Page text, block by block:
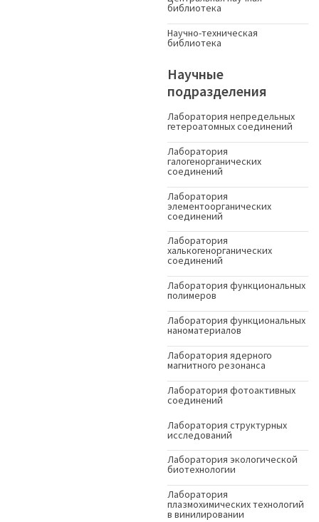
библиотека
Научно-техническая
библиотека
Научные
подразделения
Лаборатория непредельных
гетероатомных соединений
Лаборатория
галогенорганических
соединений
Лаборатория
элементоорганических
соединений
Лаборатория
халькогенорганических
соединений
Лаборатория функциональных
полимеров
Лаборатория функциональных
наноматериалов
Лаборатория ядерного
магнитного резонанса
Лаборатория фотоактивных
соединений
Лаборатория структурных
исследований
Лаборатория экологической
биотехнологии
Лаборатория
плазмохимических технологий
в винилировании